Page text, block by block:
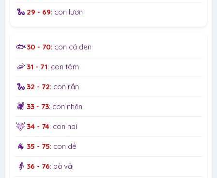
🐍 29 - 69: con lươn
🐟30 - 70: con cá đen
🦐 31 - 71: con tôm
🐍 32 - 72: con rắn
🕷️ 33 - 73: con nhện
🦌 34 - 74: con nai
🐐 35 - 75: con dê
👵 36 - 76: bà vải